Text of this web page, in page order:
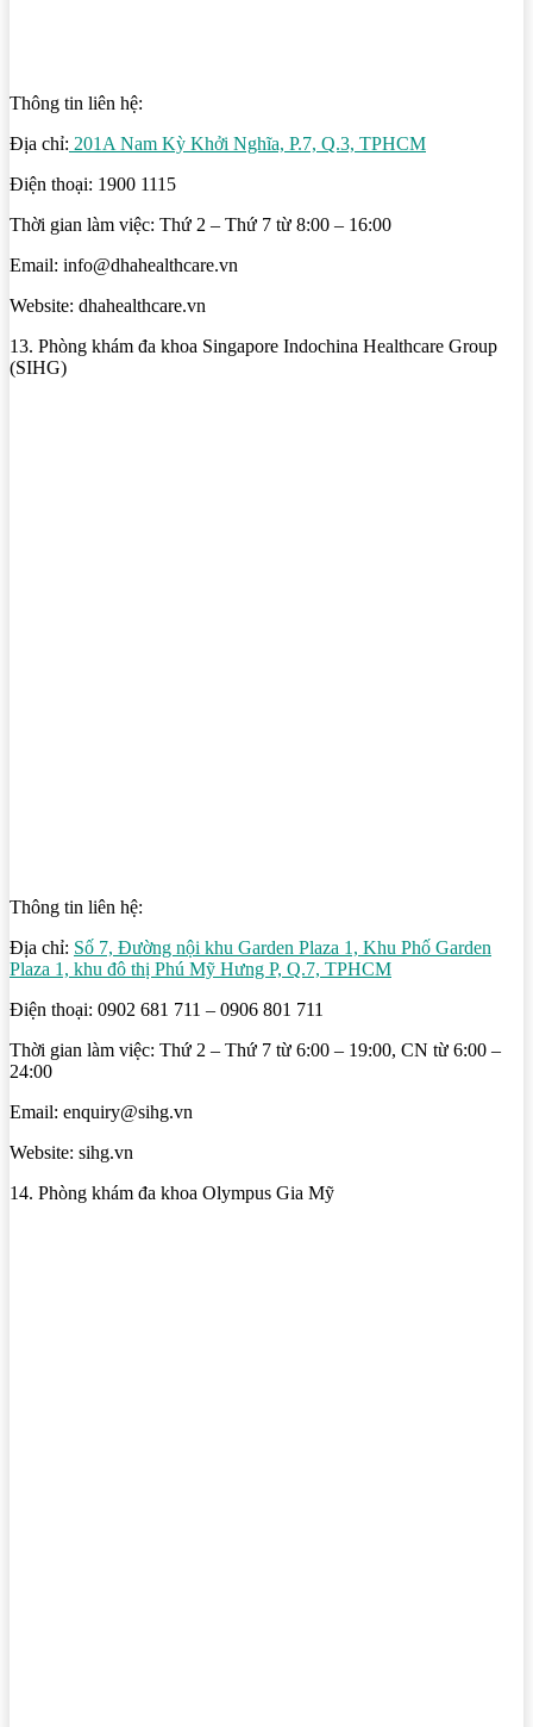
Thông tin liên hệ:
Địa chỉ: 201A Nam Kỳ Khởi Nghĩa, P.7, Q.3, TPHCM
Điện thoại: 1900 1115
Thời gian làm việc: Thứ 2 – Thứ 7 từ 8:00 – 16:00
Email: info@dhahealthcare.vn
Website: dhahealthcare.vn
13. Phòng khám đa khoa Singapore Indochina Healthcare Group
(SIHG)
Thông tin liên hệ:
Địa chỉ: Số 7, Đường nội khu Garden Plaza 1, Khu Phố Garden
Plaza 1, khu đô thị Phú Mỹ Hưng P, Q.7, TPHCM
Điện thoại: 0902 681 711 – 0906 801 711
Thời gian làm việc: Thứ 2 – Thứ 7 từ 6:00 – 19:00, CN từ 6:00 –
24:00
Email: enquiry@sihg.vn
Website: sihg.vn
14. Phòng khám đa khoa Olympus Gia Mỹ